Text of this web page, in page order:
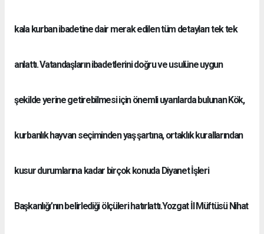
kala kurban ibadetine dair merak edilen tüm detayları tek tek
anlattı. Vatandaşların ibadetlerini doğru ve usulüne uygun
şekilde yerine getirebilmesi için önemli uyarılarda bulunan Kök,
kurbanlık hayvan seçiminden yaş şartına, ortaklık kurallarından
kusur durumlarına kadar birçok konuda Diyanet İşleri
Başkanlığı’nın belirlediği ölçüleri hatırlattı.Yozgat İl Müftüsü Nihat